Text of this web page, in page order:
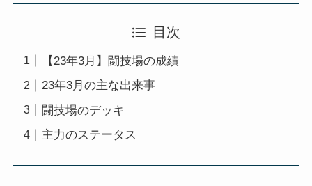
目次
【23年3月】闘技場の成績
23年3月の主な出来事
闘技場のデッキ
主力のステータス